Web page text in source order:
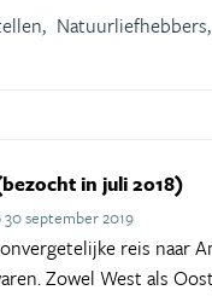
Natuurliefhebbers,
in juli 2018)
september 2019
reis naar
Zowel West als